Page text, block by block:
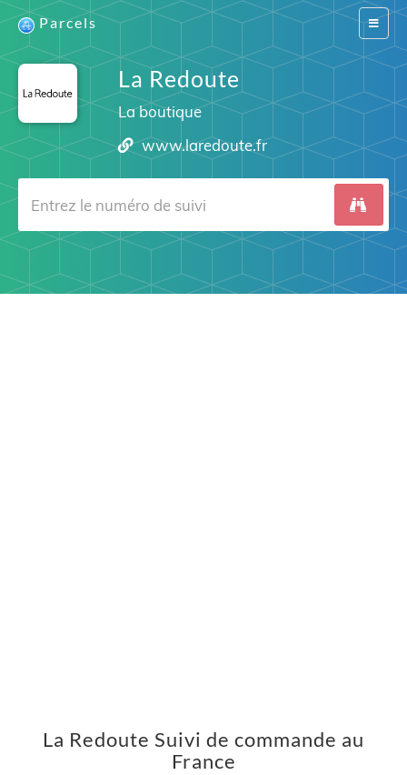
Switch
Parcels
La Redoute
La boutique
www.laredoute.fr
La Redoute Suivi de commande au
France